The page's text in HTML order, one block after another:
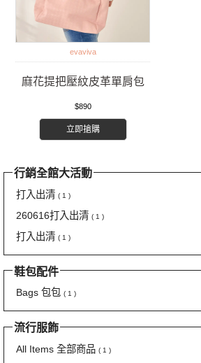
evaviva
麻花提把壓紋皮革單肩包
$890
立即搶購
行銷全館大活動
打入出清 ( 1 )
260616打入出清 ( 1 )
打入出清 ( 1 )
鞋包配件
Bags 包包 ( 1 )
流行服飾
All Items 全部商品 ( 1 )